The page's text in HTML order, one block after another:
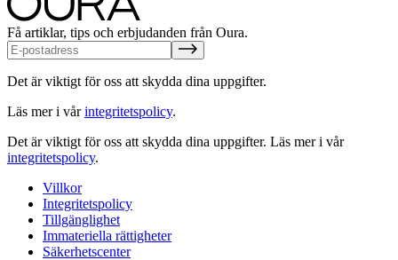
Få artiklar, tips och erbjudanden från Oura.
Det är viktigt för oss att skydda dina uppgifter.
Läs mer i vårintegritetspolicy.
Det är viktigt för oss att skydda dina uppgifter. Läs mer i vår
integritetspolicy.
Villkor
Integritetspolicy
Tillgänglighet
Immateriella rättigheter
Säkerhetscenter